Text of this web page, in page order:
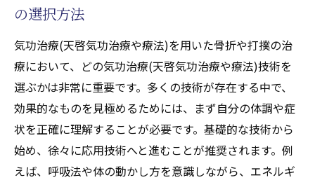
の選択方法
気功治療(天啓気功治療や療法)を用いた骨折や打撲の治
療において、どの気功治療(天啓気功治療や療法)技術を
選ぶかは非常に重要です。多くの技術が存在する中で、
効果的なものを見極めるためには、まず自分の体調や症
状を正確に理解することが必要です。基礎的な技術から
始め、徐々に応用技術へと進むことが推奨されます。例
えば、呼吸法や体の動かし方を意識しながら、エネルギ